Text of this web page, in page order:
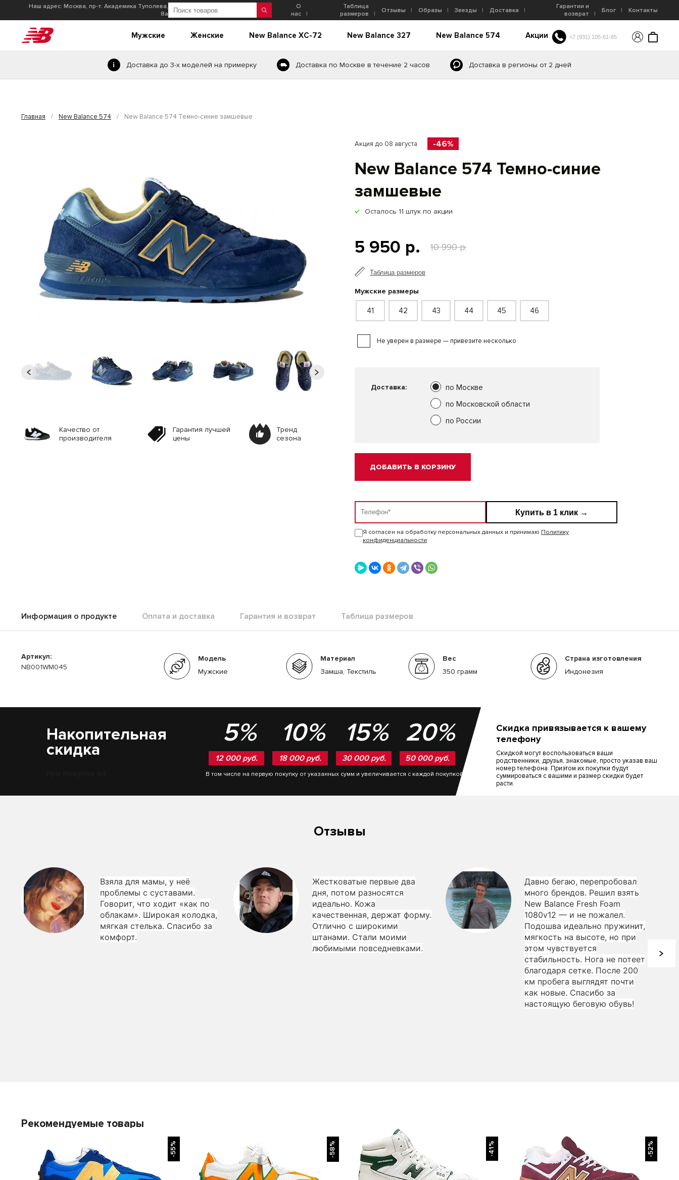
Наш адрес: Москва, пр-т. Академика Туполева,
8а
О
нас
Таблица
размеров
Отзывы Образы Звезды Доставка
Гарантии и
возврат
Блог Контакты
Мужские Женские New Balance XC-72 New Balance 327 New Balance 574 Акции +7 (931) 105-61-65
Доставка до 3-х моделей на примерку Доставка по Москве в течение 2 часов Доставка в регионы от 2 дней
Главная / New Balance 574 / New Balance 574 Темно-синие замшевые
Качество от
производителя
Гарантия лучшей
цены
Тренд
сезона
Акция до 08 августа -46%
New Balance 574 Темно-синие
замшевые
Осталось 11 штук по акции
5 950 р. 10 990 р.
Таблица размеров
Мужские размеры
41 42 43 44 45 46
Не уверен в размере — привезите несколько
Доставка:
по Москве
по Московской области
по России
ДОБАВИТЬ В КОРЗИНУ
Я согласен на обработку персональных данных и принимаю Политику
конфиденциальности
Купить в 1 клик →
Информация о продукте Оплата и доставка Гарантия и возврат Таблица размеров
Артикул:
NB001WM045
Модель
Мужские
Материал
Замша, Текстиль
Вес
350 грамм
Страна изготовления
Индонезия
Накопительная
скидка
5%
12 000 руб.
10%
18 000 руб.
15%
30 000 руб.
20%
50 000 руб.
В том числе на первую покупку от указанных сумм и увеличивается с каждой покупкой
Скидка привязывается к вашему
телефону
Скидкой могут воспользоваться ваши
родственники, друзья, знакомые, просто указав ваш
номер телефона. Приэтом их покупки будут
суммироваться с вашими и размер скидки будет
расти.
Отзывы
Взяла для мамы, у неё
проблемы с суставами.
Говорит, что ходит «как по
облакам». Широкая колодка,
мягкая стелька. Спасибо за
комфорт.
Жестковатые первые два
дня, потом разносятся
идеально. Кожа
качественная, держат форму.
Отлично с широкими
штанами. Стали моими
любимыми повседневками.
Давно бегаю, перепробовал
много брендов. Решил взять
New Balance Fresh Foam
1080v12 — и не пожалел.
Подошва идеально пружинит,
мягкость на высоте, но при
этом чувствуется
стабильность. Нога не потеет
благодаря сетке. После 200
км пробега выглядят почти
как новые. Спасибо за
настоящую беговую обувь!
Рекомендуемые товары
-55% -58% -41% -52%